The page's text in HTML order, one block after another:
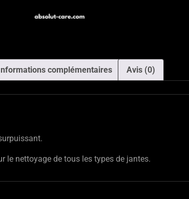
Informations complémentaires Avis (0)
le nettoyage de tous les types de jantes.